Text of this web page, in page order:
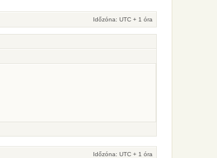
Időzóna: UTC + 1 óra
Időzóna: UTC + 1 óra